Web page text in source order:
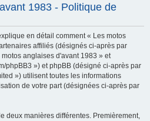
1983 - Politique de
en détail comment « Les motos
affiliés (désignés ci-après par
anglaises d'avant 1983 » et
phpBB3 ») et phpBB (désigné ci-après par
») utilisent toutes les informations
de votre part (désignées ci-après par
deux manières différentes. Premièrement,